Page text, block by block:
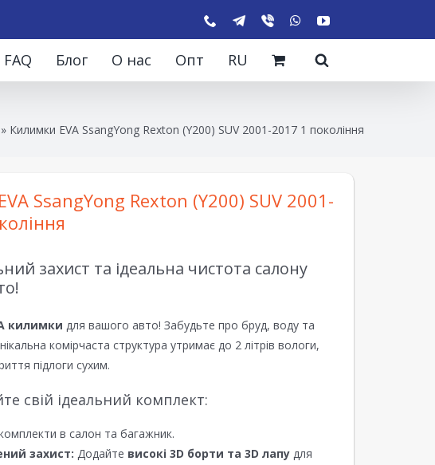
FAQ Блог О нас Опт RU
» Килимки EVA SsangYong Rexton (Y200) SUV 2001-2017 1 покоління
SsangYong Rexton (Y200) SUV 2001-
захист та ідеальна чистота салону
килимки для вашого авто! Забудьте про бруд, воду та
комірчаста структура утримає до 2 літрів вологи,
підлоги сухим.
свій ідеальний комплект:
в салон та багажник.
захист: Додайте високі 3D борти та 3D лапу для